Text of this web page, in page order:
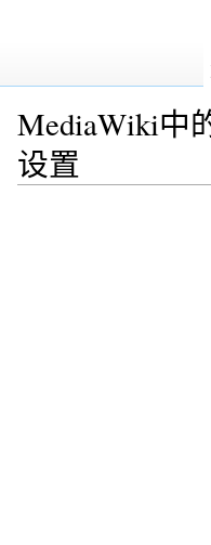
MediaWiki中
设置